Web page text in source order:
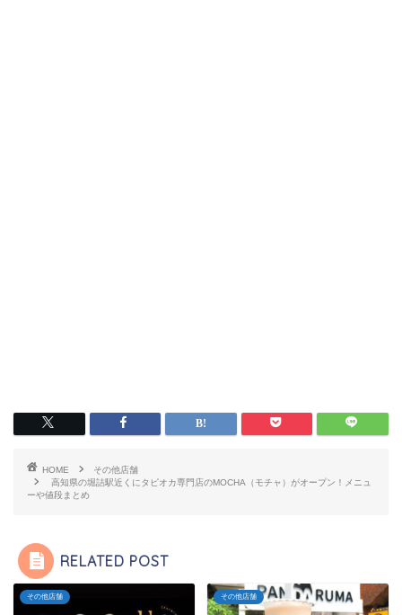
HOME
その他店舗
高知県の堀詰駅近くにタピオカ専門店のMOCHA（モチャ）がオープン！メニュ
ーや値段まとめ
RELATED POST
その他店舗 その他店舗